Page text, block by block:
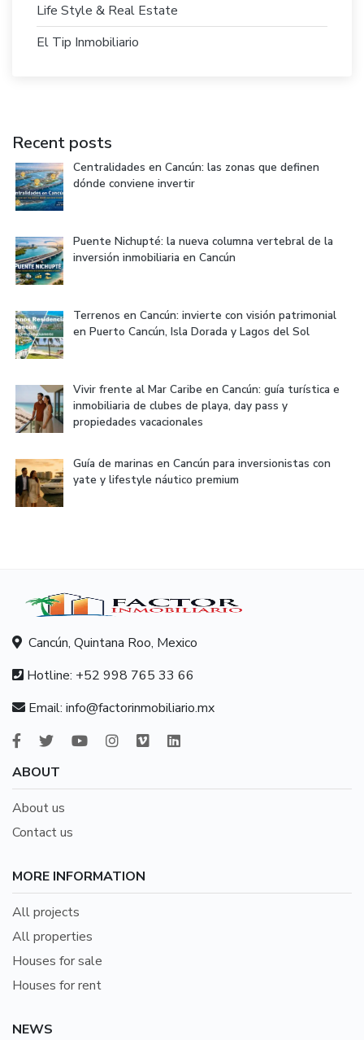
Life Style & Real Estate
El Tip Inmobiliario
Recent posts
Centralidades en Cancún: las zonas que definen
dónde conviene invertir
Puente Nichupté: la nueva columna vertebral de la
inversión inmobiliaria en Cancún
Terrenos en Cancún: invierte con visión patrimonial
en Puerto Cancún, Isla Dorada y Lagos del Sol
Vivir frente al Mar Caribe en Cancún: guía turística e
inmobiliaria de clubes de playa, day pass y
propiedades vacacionales
Guía de marinas en Cancún para inversionistas con
yate y lifestyle náutico premium
Cancún, Quintana Roo, Mexico
Hotline: +52 998 765 33 66
Email: info@factorinmobiliario.mx
ABOUT
About us
Contact us
MORE INFORMATION
All projects
All properties
Houses for sale
Houses for rent
NEWS